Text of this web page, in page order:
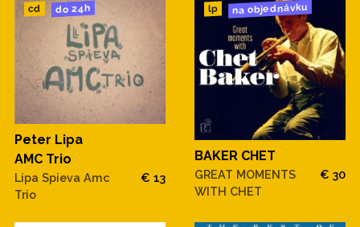
cd do 24h
Peter Lipa
AMC Trio
Lipa Spieva Amc
Trio
€ 13
lp na objednávku
BAKER CHET
GREAT MOMENTS
WITH CHET
€ 30